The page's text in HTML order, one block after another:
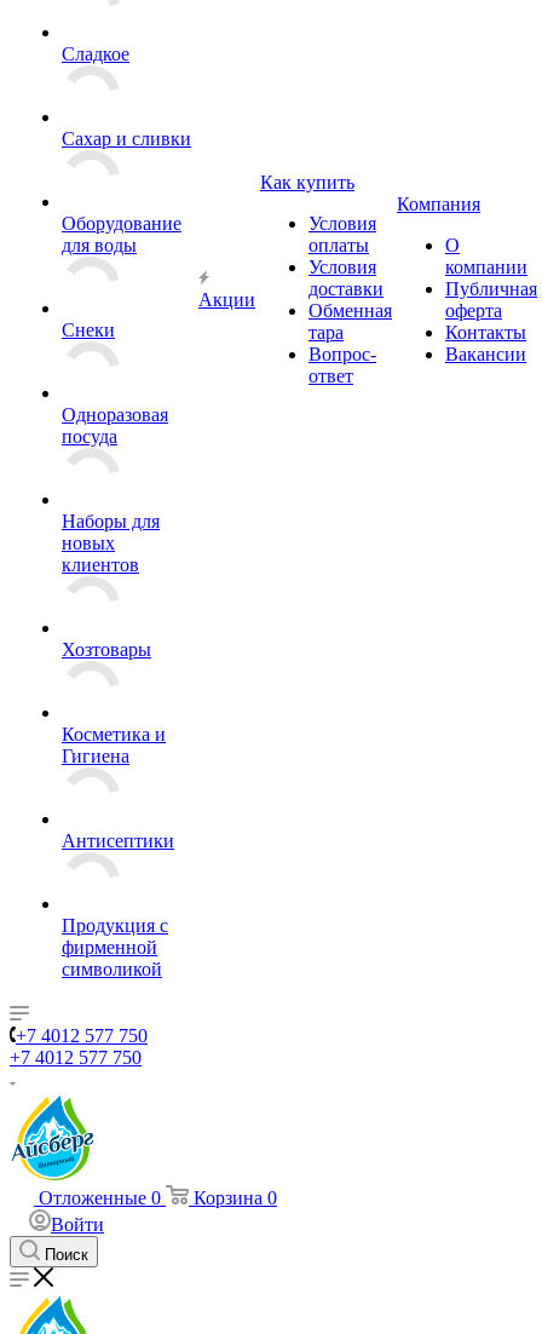
Сладкое
Сахар и сливки
Оборудование
для воды
Снеки
Одноразовая
посуда
Наборы для
новых
клиентов
Хозтовары
Косметика и
Гигиена
Антисептики
Продукция с
фирменной
символикой
Акции
Как купить
Условия
оплаты
Условия
доставки
Обменная
тара
Вопрос-
ответ
Компания
О
компании
Публичная
оферта
Контакты
Вакансии
+7 4012 577 750
+7 4012 577 750
Отложенные 0 Корзина 0
Войти
Поиск